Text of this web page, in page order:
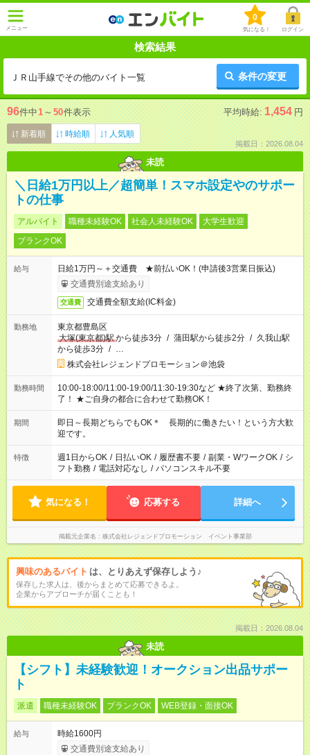
メニュー
0
気になる！ ログイン
検索結果
ＪＲ山手線でその他のバイト一覧 条件の変更
96件中1 ～ 50件表示 平均時給: 1,454 円
新着順 時給順 人気順
掲載日：2026.08.04
未読
＼日給1万円以上／超簡単！スマホ設定やのサポー
トの仕事
アルバイト 職種未経験OK 社会人未経験OK
大学生歓迎
ブランクOK
給与
日給1万円～＋交通費 ★前払いOK！(申請後3営業日振込)
交通費別途支給あり
交通費 交通費全額支給(IC料金)
勤務地
東京都豊島区
大塚(東京都)駅から徒歩3分 / 蒲田駅から徒歩2分 / 久我山駅
から徒歩3分 / …
株式会社レジェンドプロモーション＠池袋
勤務時間
10:00-18:00/11:00-19:00/11:30-19:30など ★終了次第、勤務終
了！ ★ご自身の都合に合わせて勤務OK！
期間
即日～長期どちらでもOK＊ 長期的に働きたい！という方大歓
迎です。
特徴 週1日からOK / 日払いOK / 履歴書不要 / 副業・WワークOK / シ
フト勤務 / 電話対応なし / パソコンスキル不要
気になる！ 応募する 詳細へ
掲載元企業名 株式会社レジェンドプロモーション イベント事業部
興味のあるバイト は、とりあえず保存しよう♪
保存した求人は、後からまとめて応募できるよ。
企業からアプローチが届くことも！
掲載日：2026.08.04
未読
【シフト】未経験歓迎！オークション出品サポー
ト
派遣 職種未経験OK ブランクOK WEB登録・面接OK
給与
時給1600円
交通費別途支給あり